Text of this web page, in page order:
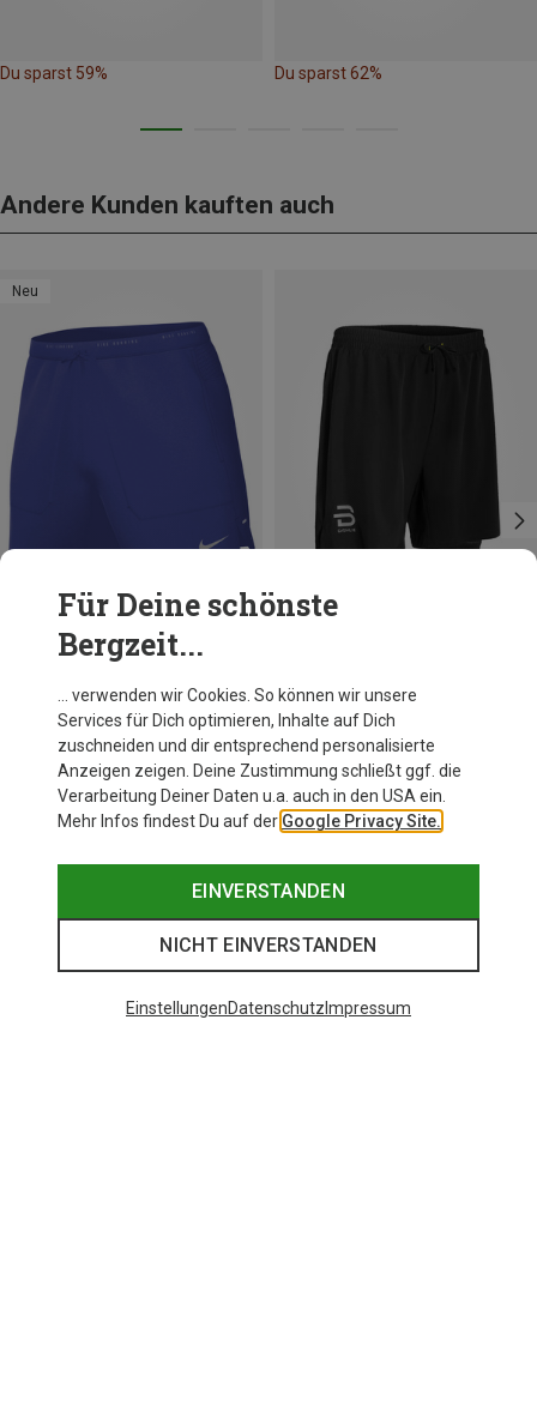
Du sparst 59% Du sparst 62%
Andere Kunden kauften auch
Neu
Du sparst 19%
Daehlie
Herren Run 2 in 1 Shorts
58,95 €
Für Deine schönste
Bergzeit...
… verwenden wir Cookies. So können wir unsere
Services für Dich optimieren, Inhalte auf Dich
zuschneiden und dir entsprechend personalisierte
Anzeigen zeigen. Deine Zustimmung schließt ggf. die
Verarbeitung Deiner Daten u.a. auch in den USA ein.
Mehr Infos findest Du auf der Google Privacy Site.
EINVERSTANDEN
NICHT EINVERSTANDEN
EinstellungenDatenschutz Impressum